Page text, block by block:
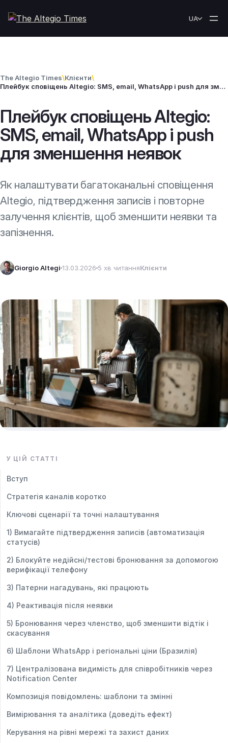
UA
The Altegio Times\Клієнти\
Плейбук сповіщень Altegio: SMS, email, WhatsApp і push для зменшення неявок
Плейбук сповіщень Altegio:
SMS, email, WhatsApp і push
для зменшення неявок
Як налаштувати багатоканальні сповіщення
Altegio, підтвердження записів і повторне
залучення клієнтів, щоб зменшити неявки та
запізнення.
Giorgio Altegi 13.03.2026 5 хв читанняКлієнти
У ЦІЙ СТАТТІ
Вступ
Стратегія каналів коротко
Ключові сценарії та точні налаштування
1) Вимагайте підтвердження записів (автоматизація
статусів)
2) Блокуйте недійсні/тестові бронювання за допомогою
верифікації телефону
3) Патерни нагадувань, які працюють
4) Реактивація після неявки
5) Бронювання через членство, щоб зменшити відтік і
скасування
6) Шаблони WhatsApp і регіональні ціни (Бразилія)
7) Централізована видимість для співробітників через
Notification Center
Композиція повідомлень: шаблони та змінні
Вимірювання та аналітика (доведіть ефект)
Керування на рівні мережі та захист даних